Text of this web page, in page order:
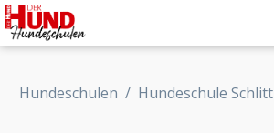
Hundeschulen / Hundeschule Schlitt